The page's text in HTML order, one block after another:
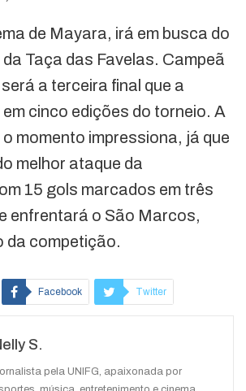
de Mayara, irá em busca do
Taça das Favelas. Campeã
a terceira final que a
cinco edições do torneio. A
momento impressiona, já que
melhor ataque da
15 gols marcados em três
enfrentará o São Marcos,
da competição.
Facebook Twitter
S.
pela UNIFG, apaixonada por